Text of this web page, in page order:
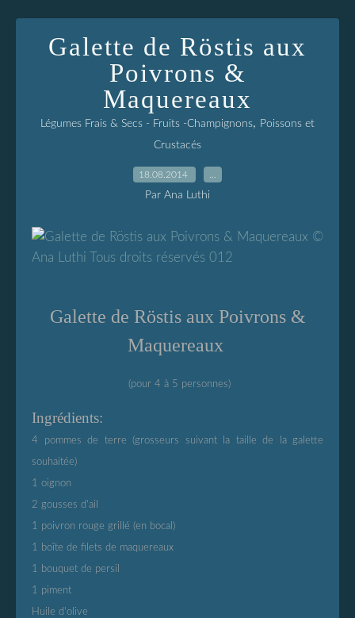
Galette de Röstis aux
Poivrons &
Maquereaux
Légumes Frais & Secs - Fruits -Champignons, Poissons et
Crustacés
18.08.2014
Par Ana Luthi
Galette de Röstis aux Poivrons &
Maquereaux
(pour 4 à 5 personnes)
Ingrédients:
4 pommes de terre (grosseurs suivant la taille de la galette
souhaitée)
1 oignon
2 gousses d'ail
1 poivron rouge grillé (en bocal)
1 boîte de filets de maquereaux
1 bouquet de persil
1 piment
Huile d'olive